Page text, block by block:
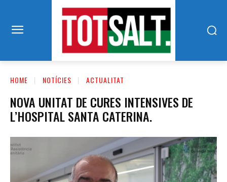
HOME NOTÍCIES ACTUALITAT
NOVA UNITAT DE CURES INTENSIVES DE
L’HOSPITAL SANTA CATERINA.